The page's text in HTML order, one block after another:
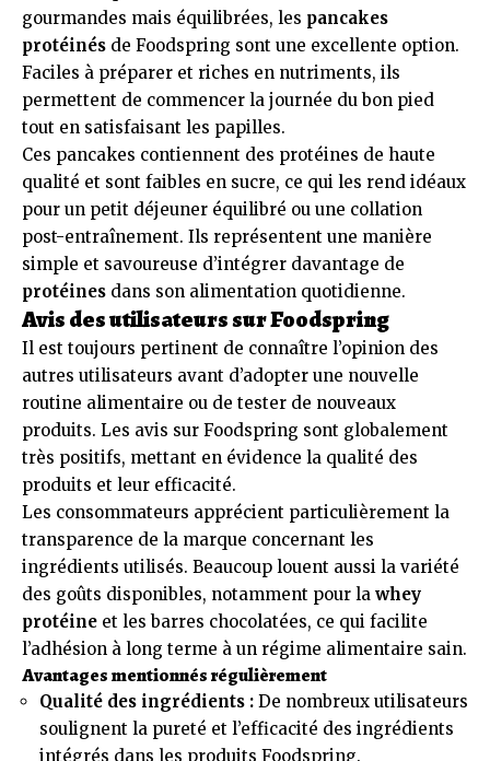
gourmandes mais équilibrées, les pancakes
protéinés de Foodspring sont une excellente option.
Faciles à préparer et riches en nutriments, ils
permettent de commencer la journée du bon pied
tout en satisfaisant les papilles.
Ces pancakes contiennent des protéines de haute
qualité et sont faibles en sucre, ce qui les rend idéaux
pour un petit déjeuner équilibré ou une collation
post-entraînement. Ils représentent une manière
simple et savoureuse d’intégrer davantage de
protéines dans son alimentation quotidienne.
Avis des utilisateurs sur Foodspring
Il est toujours pertinent de connaître l’opinion des
autres utilisateurs avant d’adopter une nouvelle
routine alimentaire ou de tester de nouveaux
produits. Les avis sur Foodspring sont globalement
très positifs, mettant en évidence la qualité des
produits et leur efficacité.
Les consommateurs apprécient particulièrement la
transparence de la marque concernant les
ingrédients utilisés. Beaucoup louent aussi la variété
des goûts disponibles, notamment pour la whey
protéine et les barres chocolatées, ce qui facilite
l’adhésion à long terme à un régime alimentaire sain.
Avantages mentionnés régulièrement
Qualité des ingrédients : De nombreux utilisateurs
soulignent la pureté et l’efficacité des ingrédients
intégrés dans les produits Foodspring.